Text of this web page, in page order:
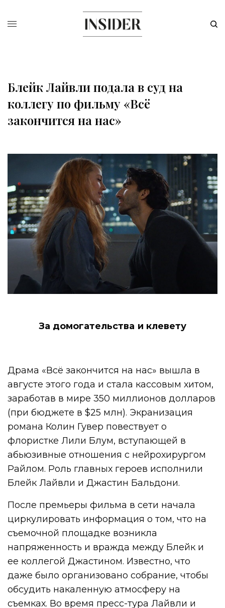
Блейк Лайвли подала в суд на
коллегу по фильму «Всё
закончится на нас»
За домогательства и клевету
Драма «Всё закончится на нас» вышла в
августе этого года и стала кассовым хитом,
заработав в мире 350 миллионов долларов
(при бюджете в $25 млн). Экранизация
романа Колин Гувер повествует о
флористке Лили Блум, вступающей в
абьюзивные отношения с нейрохирургом
Райлом. Роль главных героев исполнили
Блейк Лайвли и Джастин Бальдони.
После премьеры фильма в сети начала
циркулировать информация о том, что на
съемочной площадке возникла
напряженность и вражда между Блейк и
ее коллегой Джастином. Известно, что
даже было организовано собрание, чтобы
обсудить накаленную атмосферу на
съемках. Во время пресс-тура Лайвли и